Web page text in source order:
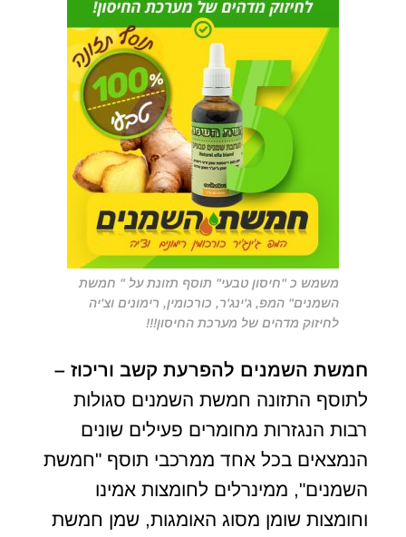
משמש כ "חיסון טבעי" תוסף תזונת על " חמשת
השמנים" המפ, ג'ינג'ר, כורכומין, רימונים וצ'יה
לחיזוק מדהים של מערכת החיסון!!!
חמשת השמנים להפרעת קשב וריכוז –
לתוסף התזונה חמשת השמנים סגולות
רבות הנגזרות מחומרים פעילים שונים
הנמצאים בכל אחד ממרכבי תוסף "חמשת
השמנים", ממינרלים לחומצות אמינו
וחומצות שומן מסוג האומגות, שמן חמשת